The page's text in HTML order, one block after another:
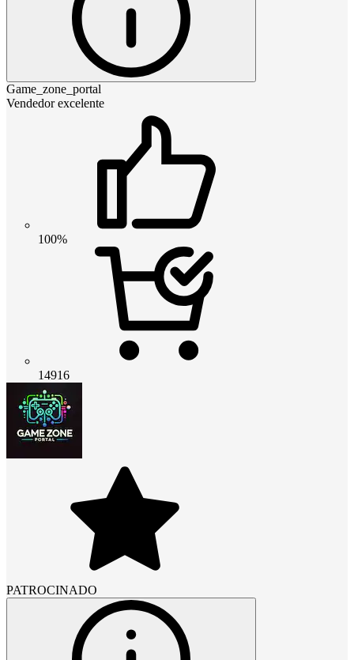
Game_zone_portal
Vendedor excelente
100%
14916
PATROCINADO